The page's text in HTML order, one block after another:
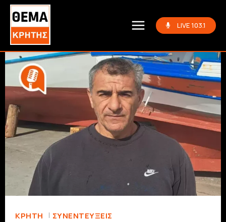
LIVE 103.1
ΚΡΗΤΗ ΣΥΝΕΝΤΕΎΞΕΙΣ